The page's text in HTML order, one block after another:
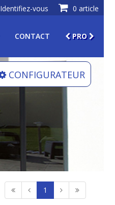
0 article
Identifiez-vous
CONTACT PRO
CONFIGURATEUR
1